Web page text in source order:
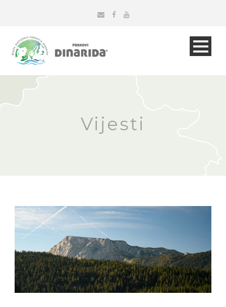
Vijesti